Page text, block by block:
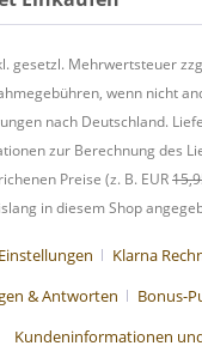
gesetzl. Mehrwertsteuer
wenn nicht
nach Deutschland.
zur Berechnung des
Preise (z. B. EUR
in diesem Shop
Klarna
& Antworten
Bonus-
Kundeninformationen